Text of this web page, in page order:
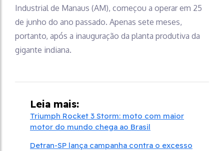
Industrial de Manaus (AM), começou a operar em 25
de junho do ano passado. Apenas sete meses,
portanto, após a inauguração da planta produtiva da
gigante indiana.
Leia mais:
Triumph Rocket 3 Storm: moto com maior
motor do mundo chega ao Brasil
Detran-SP lança campanha contra o excesso